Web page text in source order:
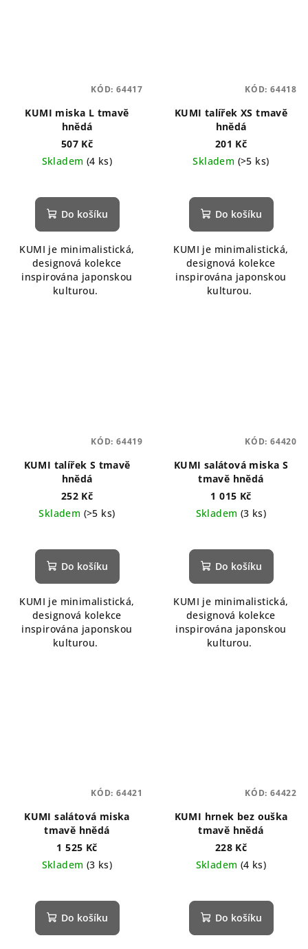
KUMI miska L tmavě
hnědá
507 Kč
Skladem (4 ks)
Do košíku
KUMI je minimalistická,
designová kolekce
inspirována japonskou
kulturou.
KÓD: 64417
KUMI talířek XS tmavě
hnědá
201 Kč
Skladem (>5 ks)
Do košíku
KUMI je minimalistická,
designová kolekce
inspirována japonskou
kulturou.
KÓD: 64418
KUMI talířek S tmavě
hnědá
252 Kč
Skladem (>5 ks)
Do košíku
KUMI je minimalistická,
designová kolekce
inspirována japonskou
kulturou.
KÓD: 64419
KUMI salátová miska S
tmavě hnědá
1 015 Kč
Skladem (3 ks)
Do košíku
KUMI je minimalistická,
designová kolekce
inspirována japonskou
kulturou.
KÓD: 64420
KUMI salátová miska
tmavě hnědá
1 525 Kč
Skladem (3 ks)
Do košíku
KÓD: 64421
KUMI hrnek bez ouška
tmavě hnědá
228 Kč
Skladem (4 ks)
Do košíku
KÓD: 64422